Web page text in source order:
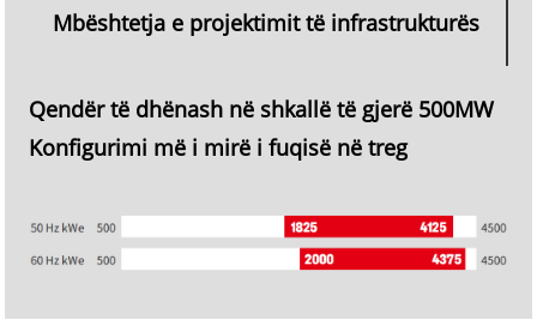
Mbështetja e projektimit të infrastrukturës
Qendër të dhënash në shkallë të gjerë 500MW
Konfigurimi më i mirë i fuqisë në treg